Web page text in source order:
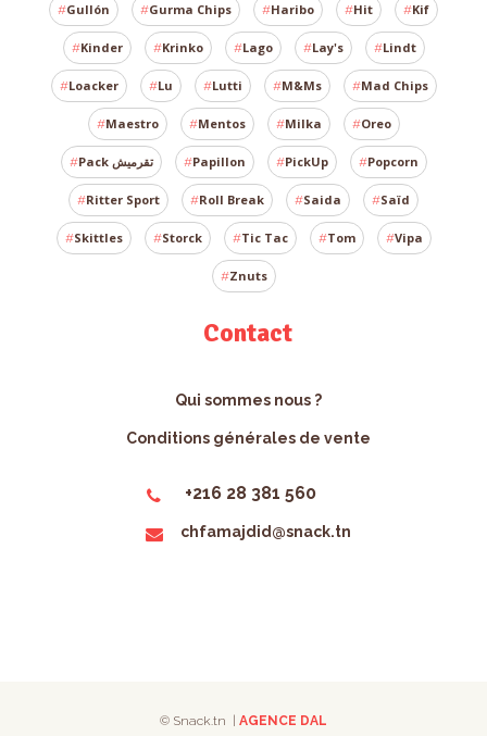
Gullón Gurma Chips Haribo Hit Kif
Kinder Krinko Lago Lay's Lindt
Loacker Lu Lutti M&Ms Mad Chips
Maestro Mentos Milka Oreo
Pack تقرميش Papillon PickUp Popcorn
Ritter Sport Roll Break Saida Saïd
Skittles Storck Tic Tac Tom Vipa
Znuts
Contact
Qui sommes nous ?
Conditions générales de vente
+216 28 381 560
chfamajdid@snack.tn
© Snack.tn | AGENCE DAL